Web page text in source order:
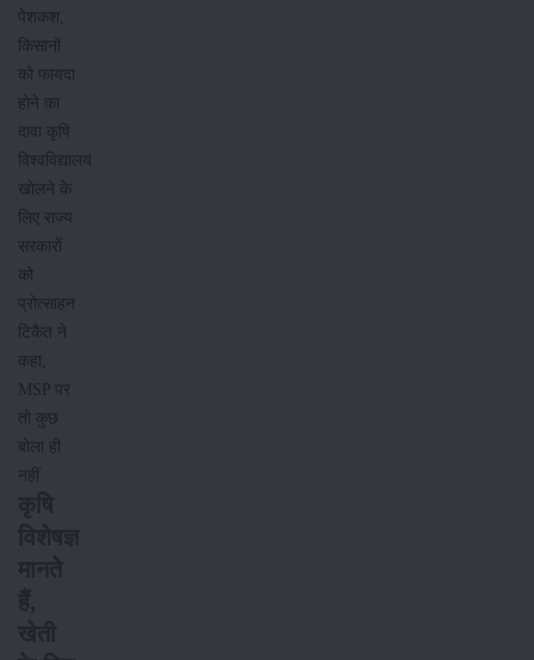
पेशकश,
किसानों
को फायदा
होने का
दावा कृषि
विश्वविद्यालय
खोलने के
लिए राज्य
सरकारों
को
प्रोत्साहन
टिकैत ने
कहा,
MSP पर
तो कुछ
बोला ही
नहीं